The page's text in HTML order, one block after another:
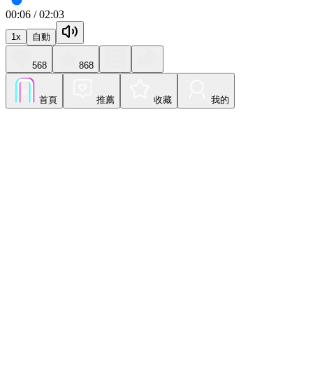
00:07 /02:03
1x 自動
568 868
首頁 推薦 收藏 我的